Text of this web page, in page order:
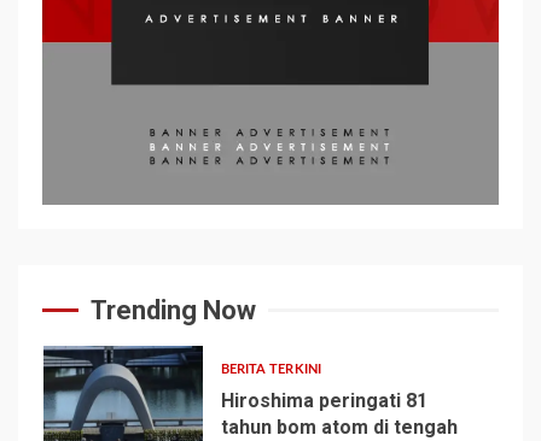
Trending Now
BERITA TERKINI
Hiroshima peringati 81
tahun bom atom di tengah